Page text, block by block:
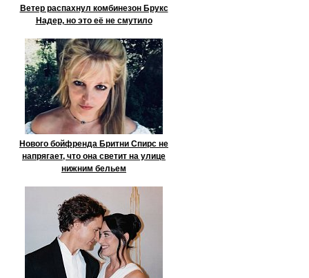
Ветер распахнул комбинезон Брукс
Надер, но это её не смутило
Нового бойфренда Бритни Спирс не
напрягает, что она светит на улице
нижним бельем